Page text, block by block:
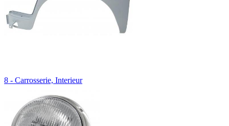
8 - Carrosserie, Interieur